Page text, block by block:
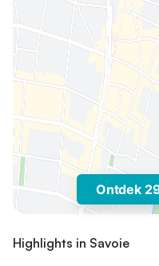
Ontdek
Highlights in Savoie